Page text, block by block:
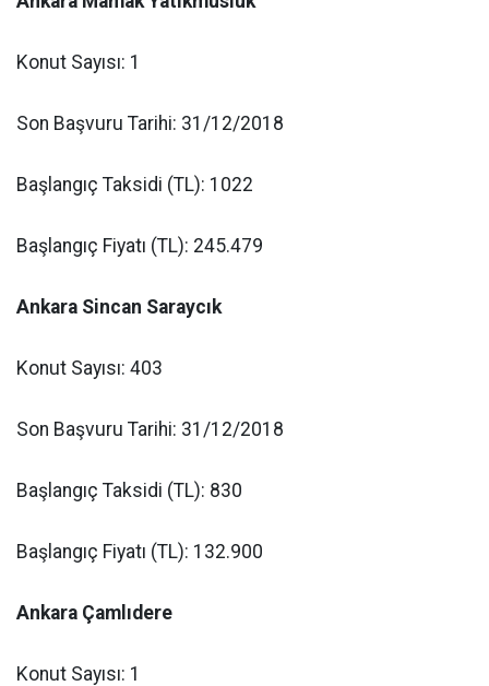
Konut Sayısı: 1
Son Başvuru Tarihi: 31/12/2018
Başlangıç Taksidi (TL): 1022
Başlangıç Fiyatı (TL): 245.479
Ankara Sincan Saraycık
Konut Sayısı: 403
Son Başvuru Tarihi: 31/12/2018
Başlangıç Taksidi (TL): 830
Başlangıç Fiyatı (TL): 132.900
Ankara Çamlıdere
Konut Sayısı: 1